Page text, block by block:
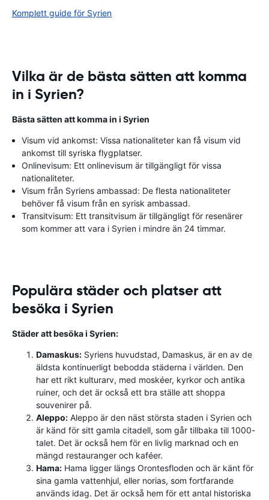
Komplett guide för Syrien
Vilka är de bästa sätten att komma
in i Syrien?
Bästa sätten att komma in i Syrien
Visum vid ankomst: Vissa nationaliteter kan få visum vid
ankomst till syriska flygplatser.
Onlinevisum: Ett onlinevisum är tillgängligt för vissa
nationaliteter.
Visum från Syriens ambassad: De flesta nationaliteter
behöver få visum från en syrisk ambassad.
Transitvisum: Ett transitvisum är tillgängligt för resenärer
som kommer att vara i Syrien i mindre än 24 timmar.
Populära städer och platser att
besöka i Syrien
Städer att besöka i Syrien:
Damaskus: Syriens huvudstad, Damaskus, är en av de
äldsta kontinuerligt bebodda städerna i världen. Den
har ett rikt kulturarv, med moskéer, kyrkor och antika
ruiner, och det är också ett bra ställe att shoppa
souvenirer på.
Aleppo: Aleppo är den näst största staden i Syrien och
är känd för sitt gamla citadell, som går tillbaka till 1000-
talet. Det är också hem för en livlig marknad och en
mängd restauranger och kaféer.
Hama: Hama ligger längs Orontesfloden och är känt för
sina gamla vattenhjul, eller norias, som fortfarande
används idag. Det är också hem för ett antal historiska